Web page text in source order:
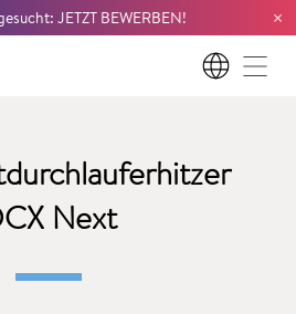
JETZT BEWERBEN! ×
DE
Next